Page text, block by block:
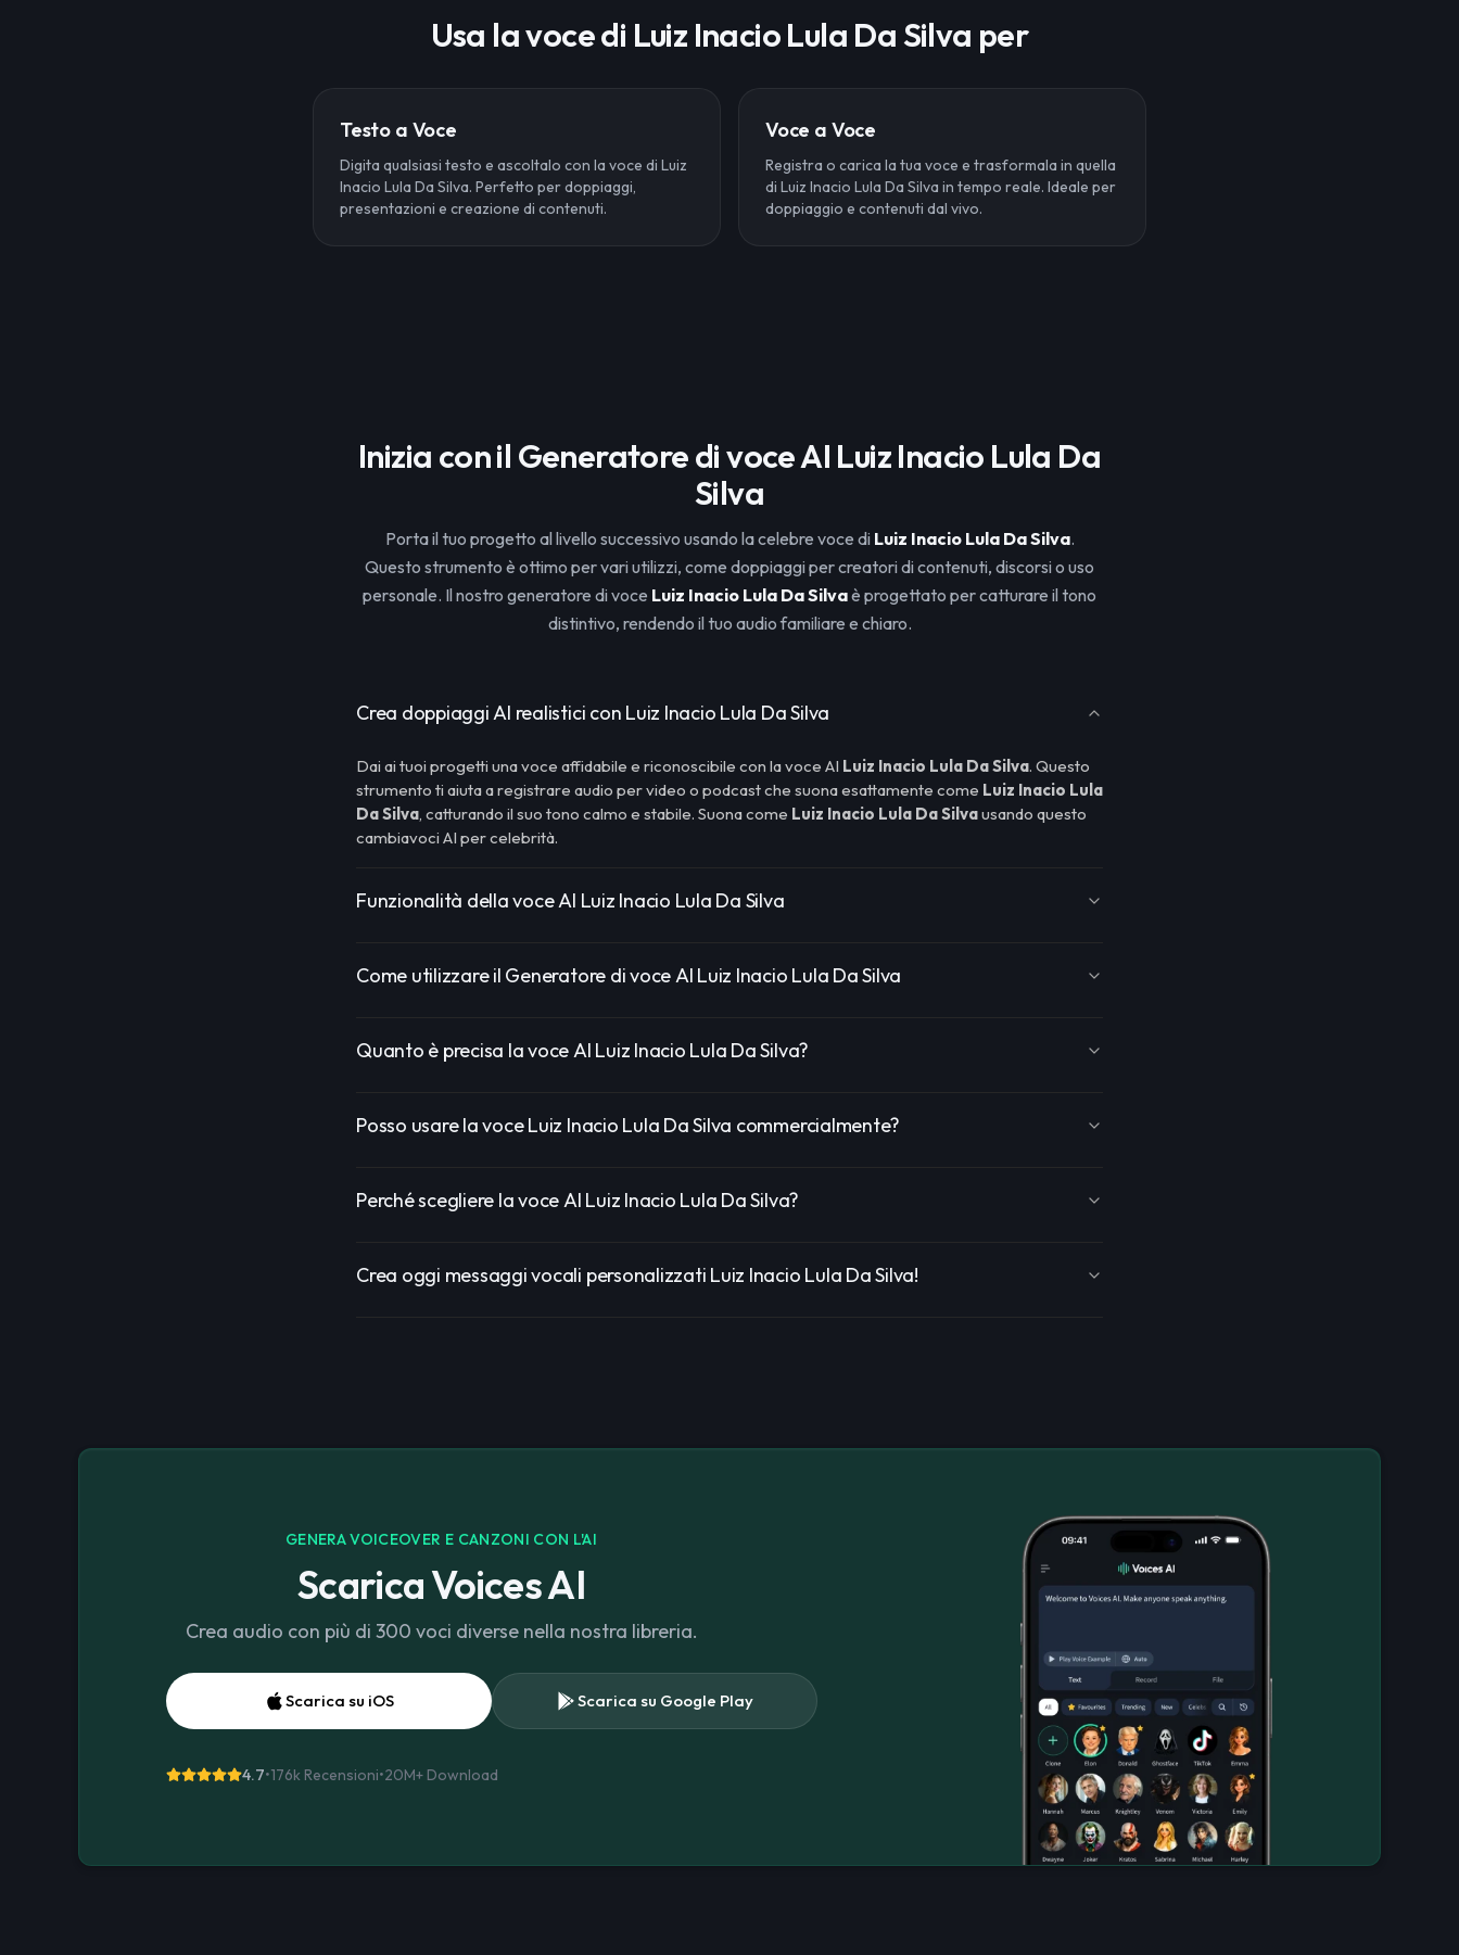
Usa la voce di Luiz Inacio Lula Da Silva per
Testo a Voce
Digita qualsiasi testo e ascoltalo con la voce di Luiz
Inacio Lula Da Silva. Perfetto per doppiaggi,
presentazioni e creazione di contenuti.
Voce a Voce
Registra o carica la tua voce e trasformala in quella
di Luiz Inacio Lula Da Silva in tempo reale. Ideale per
doppiaggio e contenuti dal vivo.
Inizia con il Generatore di voce AI Luiz Inacio Lula Da
Silva
Porta il tuo progetto al livello successivo usando la celebre voce di Luiz Inacio Lula Da Silva.
Questo strumento è ottimo per vari utilizzi, come doppiaggi per creatori di contenuti, discorsi o uso
personale. Il nostro generatore di voce Luiz Inacio Lula Da Silvaè progettato per catturare il tono
distintivo, rendendo il tuo audio familiare e chiaro.
Crea doppiaggi AI realistici con Luiz Inacio Lula Da Silva
Dai ai tuoi progetti una voce affidabile e riconoscibile con la voce AI Luiz Inacio Lula Da Silva. Questo
strumento ti aiuta a registrare audio per video o podcast che suona esattamente come Luiz Inacio Lula
Da Silva, catturando il suo tono calmo e stabile. Suona come Luiz Inacio Lula Da Silvausando questo
cambiavoci AI per celebrità.
Funzionalità della voce AI Luiz Inacio Lula Da Silva
Come utilizzare il Generatore di voce AI Luiz Inacio Lula Da Silva
Quanto è precisa la voce AI Luiz Inacio Lula Da Silva?
Posso usare la voce Luiz Inacio Lula Da Silva commercialmente?
Perché scegliere la voce AI Luiz Inacio Lula Da Silva?
Crea oggi messaggi vocali personalizzati Luiz Inacio Lula Da Silva!
GENERA VOICEOVER E CANZONI CON L'AI
Scarica Voices AI
Crea audio con più di 300 voci diverse nella nostra libreria.
Scarica su iOS Scarica su Google Play
4.7•176k Recensioni•20M+ Download